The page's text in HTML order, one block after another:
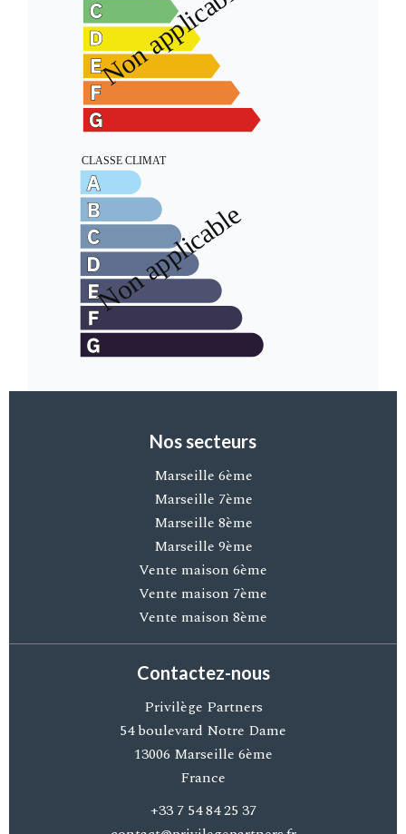
Nos secteurs
Marseille 6ème
Marseille 7ème
Marseille 8ème
Marseille 9ème
Vente maison 6ème
Vente maison 7ème
Vente maison 8ème
Contactez-nous
Privilège Partners
54 boulevard Notre Dame
13006 Marseille 6ème
France
+33 7 54 84 25 37